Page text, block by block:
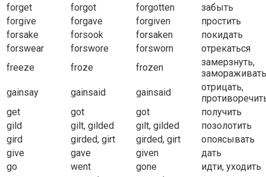
forget forgot forgotten
забыть
forgive
forgave forgiven
простить
forsake
forsook forsaken
покидать
forswear
forswore forsworn
отрекаться
freeze
froze frozen
замерзнуть,
замораживать
gainsay
gainsaid gainsaid
отрицать,
get
got got
получить
gild
gilt, gilded gilt, gilded
позолотить
gird
girded, girt girded, girt
опоясывать
give
gave given
дать
go
went gone
идти, уходить